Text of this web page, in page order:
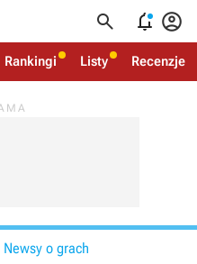
  
Rankingi Listy Recenzje
Newsy o grach